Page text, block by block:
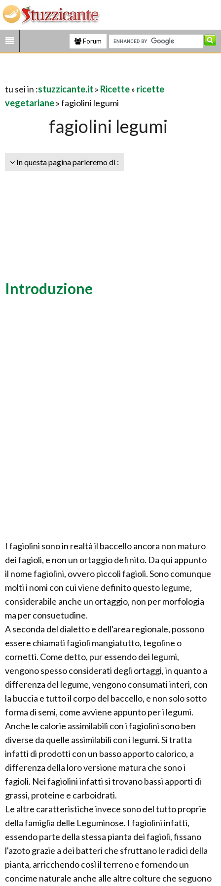
Forum
tu sei in :stuzzicante.it » Ricette» ricette
vegetariane» fagiolini legumi
fagiolini legumi
In questa pagina parleremo di :
Introduzione
I fagiolini sono in realtà il baccello ancora non maturo
dei fagioli, e non un ortaggio definito. Da qui appunto
il nome fagiolini, ovvero piccoli fagioli. Sono comunque
molti i nomi con cui viene definito questo legume,
considerabile anche un ortaggio, non per morfologia
ma per consuetudine.
A seconda del dialetto e dell'area regionale, possono
essere chiamati fagioli mangiatutto, tegoline o
cornetti. Come detto, pur essendo dei legumi,
vengono spesso considerati degli ortaggi, in quanto a
differenza del legume, vengono consumati interi, con
la buccia e tutto il corpo del baccello, e non solo sotto
forma di semi, come avviene appunto per i legumi.
Anche le calorie assimilabili con i fagiolini sono ben
diverse da quelle assimilabili con i legumi. Si tratta
infatti di prodotti con un basso apporto calorico, a
differenza della loro versione matura che sono i
fagioli. Nei fagiolini infatti si trovano bassi apporti di
grassi, proteine e carboidrati.
Le altre caratteristiche invece sono del tutto proprie
della famiglia delle Leguminose. I fagiolini infatti,
essendo parte della stessa pianta dei fagioli, fissano
l'azoto grazie a dei batteri che sfruttano le radici della
pianta, arricchendo così il terreno e fornendo un
concime naturale anche alle altre colture che seguono